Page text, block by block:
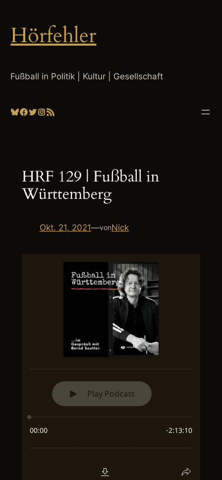
springen
Hörfehler
Fußball in Politik | Kultur | Gesellschaft
Bluesky
Facebook
Twitter
Instagram
RSS-Feed
HRF 129 | Fußball in
Württemberg
Okt. 21, 2021—vonNick